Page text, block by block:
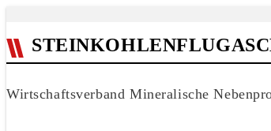
Wirtschaftsverband Mineralische